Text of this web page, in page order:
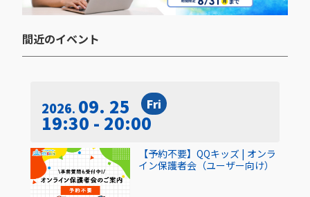
間近のイベント​
2026 09. 25 Fri
19:30 - 20:00
【予約不要】QQキッズ | オンラ
イン保護者会（ユーザー向け）